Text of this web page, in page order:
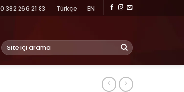
382 266 21 83 Türkçe EN
Ara: